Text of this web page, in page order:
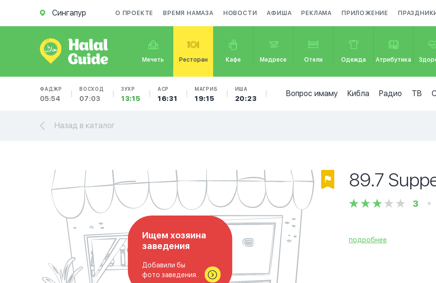
Сингапур О ПРОЕКТЕ ВРЕМЯ НАМАЗА НОВОСТИ АФИША РЕКЛАМА ПРИЛОЖЕНИЕ
Мечеть Ресторан Кафе Медресе Отели Одежда Атрибутика
ФАДЖР
05:54
ВОСХОД
07:03
ЗУХР
13:15
АСР
16:31
МАГРИБ
19:15
ИША
20:23
Вопрос имаму Кибла Радио ТВ
Назад в каталог
Ищем хозяина
заведения
Добавили бы
фото заведения..
89.7
3
подробнее